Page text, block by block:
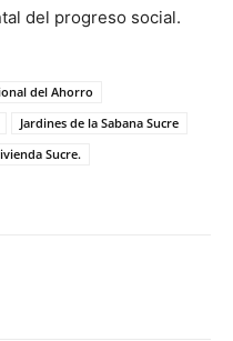
del progreso social.
del Ahorro
Jardines de la Sabana Sucre
Sucre.